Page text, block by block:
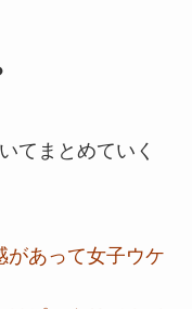
てまとめていく
があって女子ウケ